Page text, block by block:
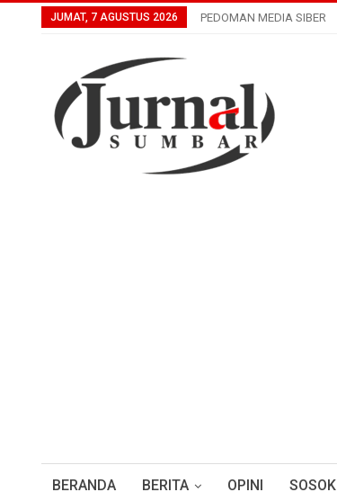
JUMAT, 7 AGUSTUS 2026 PEDOMAN MEDIA SIBER
BERANDA BERITA OPINI SOSOK